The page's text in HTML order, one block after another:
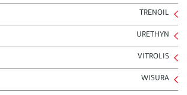
TRENOIL
URETHYN
VITROLIS
WISURA